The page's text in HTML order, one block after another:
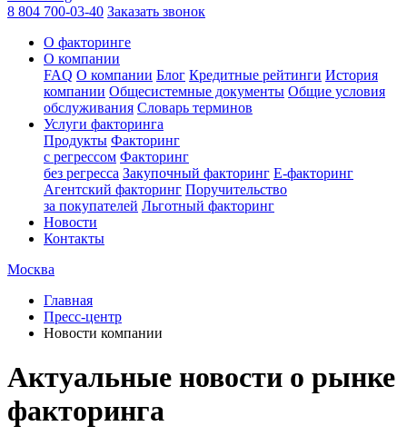
8 804 700-03-40 Заказать звонок
О факторинге
О компании
FAQ О компании Блог Кредитные рейтинги История
компании Общесистемные документы Общие условия
обслуживания Словарь терминов
Услуги факторинга
Продукты Факторинг
с регрессом Факторинг
без регресса Закупочный факторинг E-факторинг
Агентский факторинг Поручительство
за покупателей Льготный факторинг
Новости
Контакты
Москва
Главная
Пресс-центр
Новости компании
Актуальные новости о рынке
факторинга